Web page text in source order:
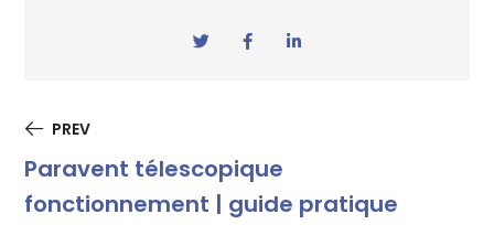
PREV
Paravent télescopique
fonctionnement | guide pratique